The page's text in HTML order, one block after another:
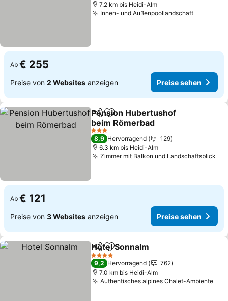
7.2 km bis Heidi-Alm
Innen- und Außenpoollandschaft
Ab € 255
Preise von 2 Websites anzeigen Preise sehen
TeilenZu Favoriten hinzufügen
Pension Hubertushof
beim Römerbad
3 Sterne
8,9 Hervorragend
129
6.3 km bis Heidi-Alm
Zimmer mit Balkon und Landschaftsblick
Ab € 121
Preise von 3 Websites anzeigen Preise sehen
TeilenZu Favoriten hinzufügen
Hotel Sonnalm
4 Sterne
9,2 Hervorragend
762
7.0 km bis Heidi-Alm
Authentisches alpines Chalet-Ambiente